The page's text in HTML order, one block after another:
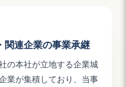
関連企業の事業承継
の本社が立地する企業城
業が集積しており、当事